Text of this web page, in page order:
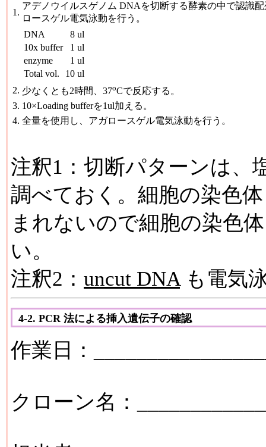
1.
アデノウイルスゲノム DNAを切断する酵素の中で認識
ロースゲル電気泳動を行う。
DNA
8 ul
10x buffer
1 ul
enzyme
1 ul
Total vol.
10 ul
2. 少なくとも2時間、37oCで反応する。
3. 10×Loading bufferを1ul加える。
4. 全量を使用し、アガロースゲル電気泳動を行う。
注釈1：切断パターンは、
調べておく。細胞の染色
まれないので細胞の染色
い。
注釈2： uncut DNAも電気
4-2. PCR 法による挿入遺伝子の確認
作業日：
クローン名：